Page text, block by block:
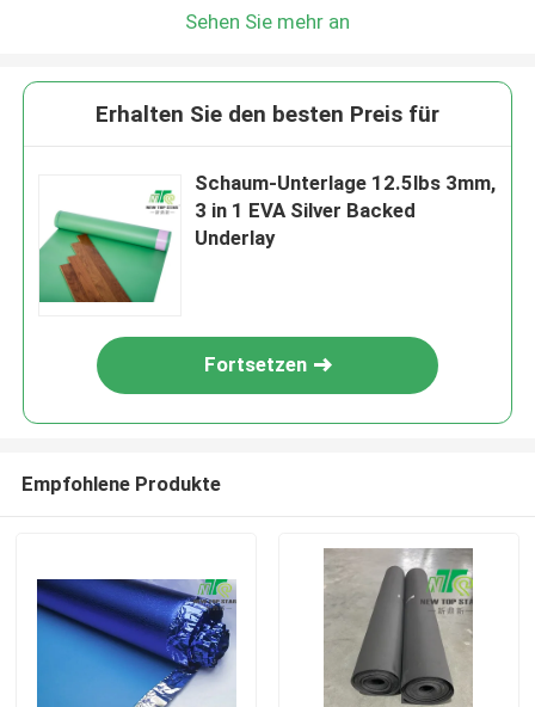
Sehen Sie mehr an
Erhalten Sie den besten Preis für
Schaum-Unterlage 12.5lbs 3mm,
3 in 1 EVA Silver Backed
Underlay
Fortsetzen
Empfohlene Produkte